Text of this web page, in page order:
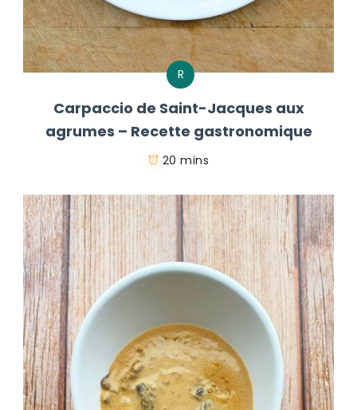
R
Carpaccio de Saint-Jacques aux
agrumes – Recette gastronomique
20 mins